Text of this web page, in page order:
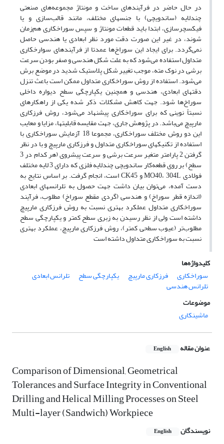
در حال حاضر در فرآیندهای ساخت و مونتاژ مجموعه‌های صنعتی
چندلایه (ساندویچی) با جنسهای مختلف، مانند قالب‌سازی و یا
فیکسچرسازی، ابتدا باید قطعات مونتاژ و سپس سوراخکاری هم‌زمان
شوند، در غیر این صورت دقت مورد نظر ابعادی یا هندسی حاصل
نمی‌گردد. برای ایجاد این سوراخ‌ها عمدتا از فرآیندهای سوارخکاری
متداول استفاده می‌شود که به علت شکل هندسی و صفر بودن سرعت
برشی در نوک مته، موجب تغییر شکل پلاستیک شدید در موضع برش
می‌شود. استفاده از روش سوراخکاری متداول ممکن است باعث تنزل
دقتهای ابعادی، هندسی و همچنین یکپارچگی سطح دیواره داخلی
سوراخ‌ها شود. جهت کاهش مشکلات ذکر شده یکی از راهکارهای
نسبتاً نوینی که برای سوراخکاری پیشنهاد می‌شود، روش‌ فرزکاری
مارپیچ می‌باشد. در پژوهش جاری، جهت مقایسه قابلیتها، مزایا و معایب
این دو روش مختلف سوراخکاری، مجموعا 18 آزمایش سوراخکاری با
استفاده از تکنیکهای سوراخکاری متداول و فرزکاری مارپیچ و با در نظر
گرفتن 2 پارامتر متغیر سرعت برشی و سرعت پیشروی (هر کدام در 3
سطح) بر روی قطعه‌کار ساندویچی چندلایه فلزی که دارای 3 لایه مختلف
فولادی MO40، 304L و CK45 است، انجام گرفت. بر اساس نتایج به
دست آمده، می‌توان بیان داشت جهت حصول به تلرانسهای ابعادی
(اندازه قطر سوراخ) و هندسی (گردی مقطع سوراخ) مطلوب، فرآیند
سوراخکاری متداول عملکرد بهتری نسبت به روش فرزکاری مارپیچ
داشته است ولی از نظر رسیدن به زبری سطح کمتر و یکپارچگی سطح
مطلوب‌تر (عیوب سطحی کمتر)، روش فرزکاری مارپیچ، عملکرد بهتری
نسبت به سوراخکاری متداول داشته است
کلیدواژه‌ها
سوراخکاری
فرزکاری مارپیچ یکپارچگی سطح تلرانس ابعادی
تلرانس هندسی
موضوعات
ماشینکاری
عنوان مقاله English
Comparison of Dimensional, Geometrical
Tolerances and Surface Integrity in Conventional
Drilling and Helical Milling Processes on Steel
Multi-layer (Sandwich) Workpiece
نویسندگان English